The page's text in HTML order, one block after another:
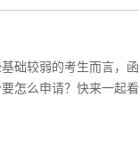
础较弱的考生而言
怎么申请？快来一起